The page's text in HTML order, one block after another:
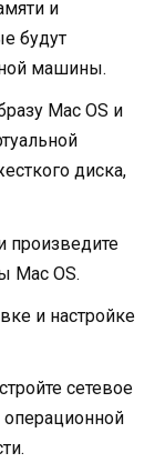
и
будут
машины.
Mac OS и
диска,
произведите
Mac OS.
и настройке
сетевое